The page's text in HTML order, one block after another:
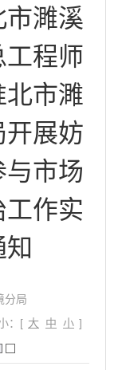
市濉溪
程师
北市濉
展妨
市场
作实
分局
：[ 大 中 小 ]